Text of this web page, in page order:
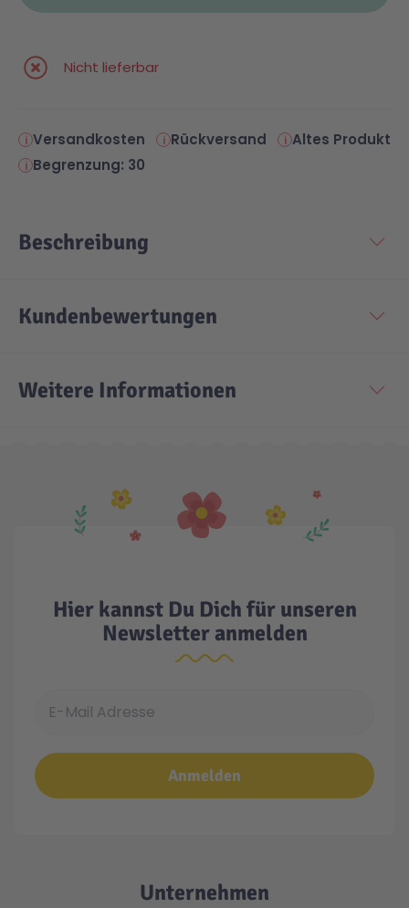
Nicht lieferbar
Versandkosten Rückversand
Altes Produkt
Begrenzung: 30
Beschreibung
Kundenbewertungen
Weitere Informationen
Hier kannst Du Dich für unseren
Newsletter anmelden
Anmelden
Unternehmen